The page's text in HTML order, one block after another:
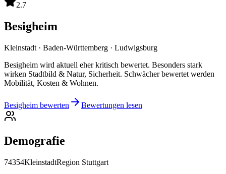
2.7
Besigheim
Kleinstadt · Baden-Württemberg · Ludwigsburg
Besigheim wird aktuell eher kritisch bewertet. Besonders stark
wirken Stadtbild & Natur, Sicherheit. Schwächer bewertet werden
Mobilität, Kosten & Wohnen.
Besigheim bewerten Bewertungen lesen
Demografie
74354KleinstadtRegion Stuttgart